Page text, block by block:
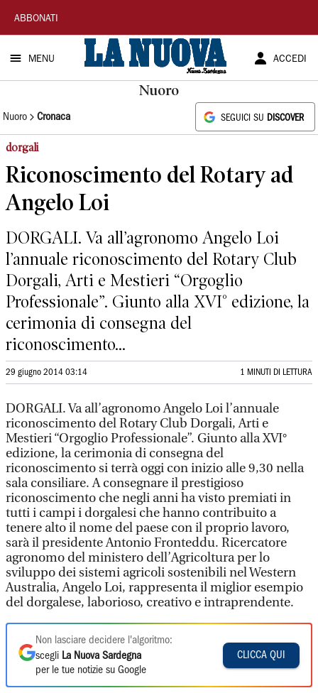
La
Nuova
Sardegna
ABBONATI
MENU ACCEDI
Nuoro
Nuoro Cronaca SEGUICI SU DISCOVER
dorgali
Riconoscimento del Rotary ad
Angelo Loi
DORGALI. Va all’agronomo Angelo Loi
l’annuale riconoscimento del Rotary Club
Dorgali, Arti e Mestieri “Orgoglio
Professionale”. Giunto alla XVI° edizione, la
cerimonia di consegna del
riconoscimento...
29 giugno 2014 03:14 1 MINUTI DI LETTURA
DORGALI. Va all’agronomo Angelo Loi l’annuale
riconoscimento del Rotary Club Dorgali, Arti e
Mestieri “Orgoglio Professionale”. Giunto alla XVI°
edizione, la cerimonia di consegna del
riconoscimento si terrà oggi con inizio alle 9,30 nella
sala consiliare. A consegnare il prestigioso
riconoscimento che negli anni ha visto premiati in
tutti i campi i dorgalesi che hanno contribuito a
tenere alto il nome del paese con il proprio lavoro,
sarà il presidente Antonio Fronteddu. Ricercatore
agronomo del ministero dell’Agricoltura per lo
sviluppo dei sistemi agricoli sostenibili nel Western
Australia, Angelo Loi, rappresenta il miglior esempio
del dorgalese, laborioso, creativo e intraprendente.
Non lasciare decidere l'algoritmo:
scegli La Nuova Sardegna
per le tue notizie su Google
CLICCA QUI